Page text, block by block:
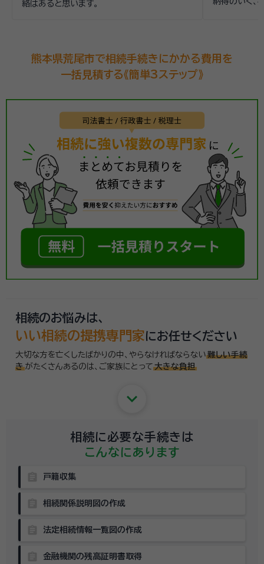
います。 相続問題は、早めに相談することで選択肢が広がること
絡はあると思います。
熊本県荒尾市で相続手続きにかかる費用を
一括見積する《簡単3ステップ》
相続のお悩みは、
いい相続の提携専門家にお任せください
大切な方を亡くしたばかりの中、やらなければならない 難しい手続
き がたくさんあるのは、 ご家族にとって 大きな負担
keyboard_arrow_down
相続に必要な手続きは
こんなにあります
戸籍収集
相続関係説明図の作成
法定相続情報一覧図の作成
金融機関の残高証明書取得